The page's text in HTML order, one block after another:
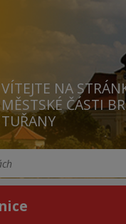
VÍTEJTE NA
MĚSTSKÉ ČÁSTI
TUŘANY